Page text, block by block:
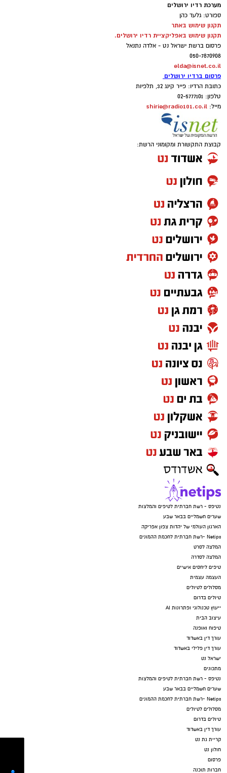
מערכת רדיו ירושלים
ספורט: גלעד כהן
תקנון שימוש באתר
תקנון שימוש באפליקציית רדיו ירושלים.
פרסום ברשת ישראל נט - אלדה נתנאל
050-7870908
elda@isnet.co.il
פרסום ברדיו ירושלים
כתובת הרדיו: פייר קינג 32, תלפיות
טלפון: 02-5777101
מייל: shirie@radio101.co.il
קבוצת התקשורת ומקומוני הרשת:
נטיפס - רשת חברתית לטיפים והמלצות
שערים חשמליים בבאר שבע
הארגון העולמי של יהדות צפון אפריקה
Netips -רשת חברתית לחכמת ההמונים
המלצה לסרט
המלצה לסדרה
טיפים ליחסים אישיים
העצמה עצמית
מסלולים לטיולים
טיולים בדרום
ייעוץ טכנולוגי ופתרונות AI
עיצוב הבית
טיפוח ואופנה
עורך דין באשדוד
עורך דין פלילי באשדוד
ישראל נט
מתכונים
נטיפס - רשת חברתית לטיפים והמלצות
שערים חשמליים בבאר שבע
Netips -רשת חברתית לחכמת ההמונים
מסלולים לטיולים
טיולים בדרום
עורך דין באשדוד
קריית גת נט
חולון נט
פרסום
חברות תוכנה